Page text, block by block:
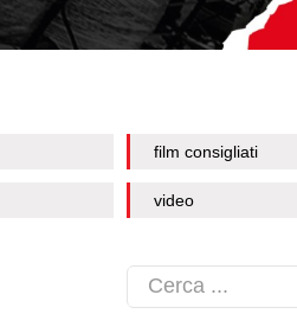
film consigliati
video